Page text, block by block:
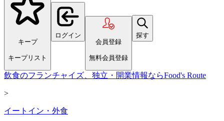
キープ
キープリスト
ログイン
会員登録
無料会員登録
探す
飲食のフランチャイズ、独立・開業情報ならFood's Route
>
イートイン・外食